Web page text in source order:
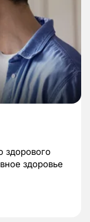
здорового
здоровье